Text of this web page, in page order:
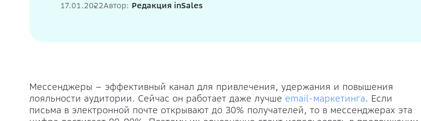
17.01.2022Автор: Редакция inSales
Мессенджеры – эффективный канал для привлечения, удержания и повышения
лояльности аудитории. Сейчас он работает даже лучше email-маркетинга. Если
письма в электронной почте открывают до 30% получателей, то в мессенджерах эта